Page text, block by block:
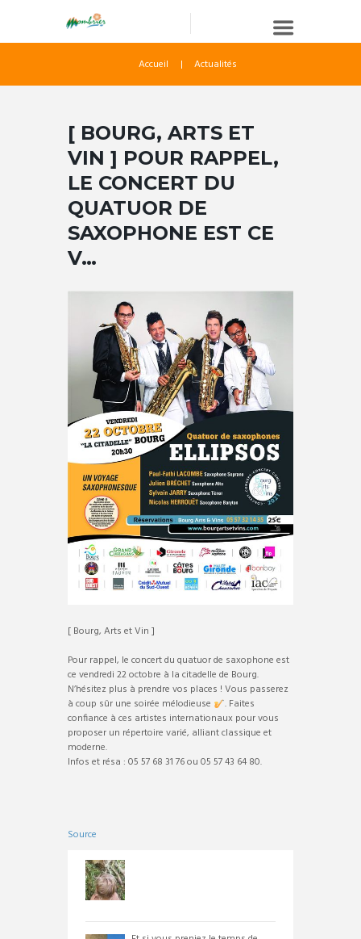
Accueil Actualités
[ BOURG, ARTS ET
VIN ] POUR RAPPEL,
LE CONCERT DU
QUATUOR DE
SAXOPHONE EST CE
V…
[ Bourg, Arts et Vin ]
Pour rappel, le concert du quatuor de saxophone est
ce vendredi 22 octobre à la citadelle de Bourg.
N’hésitez plus à prendre vos places ! Vous passerez
à coup sûr une soirée mélodieuse
. Faites
confiance à ces artistes internationaux pour vous
proposer un répertoire varié, alliant classique et
moderne.
Infos et résa : 05 57 68 31 76 ou 05 57 43 64 80.
Source